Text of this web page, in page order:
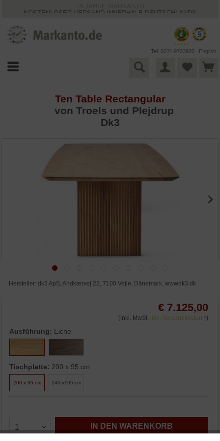
KOSTENLOSER VERSAND INNERHALB DEUTSCHLANDS
VIELFÄLTIGE ZAHLUNGSMÖGLICHKEITEN
BESTPRICE-GARANTIE
Tel. 0221 9723920 English
Ten Table Rectangular
von Troels und Plejdrup
Dk3
Hersteller: dk3 ApS, Andkærvej 22, 7100 Vejle, Dänemark, wwwdk3.dk
€ 7.125,00
(inkl. MwSt. inkl. Versandkosten *)
Ausführung: Eiche
Tischplatte: 200 x 95 cm
200 x 95 cm 240 x105 cm
IN DEN WARENKORB